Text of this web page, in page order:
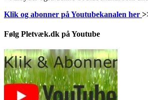
Klik og abonner på Youtubekanalen her
Følg Pletvæk.dk på Youtube